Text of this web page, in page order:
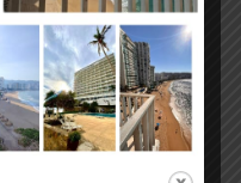
y web en este